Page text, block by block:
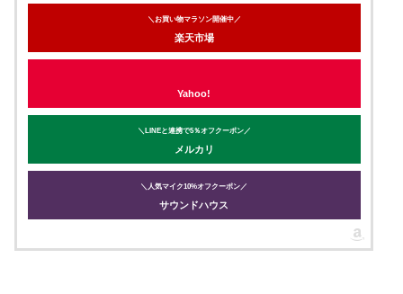
＼お買い物マラソン開催中／
楽天市場
Yahoo!
＼LINEと連携で5％オフクーポン／
メルカリ
＼人気マイク10%オフクーポン／
サウンドハウス